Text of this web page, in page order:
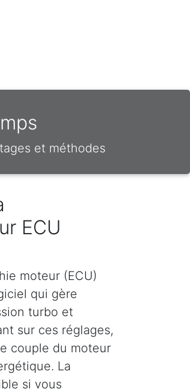
et méthodes
ECU
moteur (ECU)
qui gère
turbo et
sur ces réglages,
couple du moteur
La
si vous